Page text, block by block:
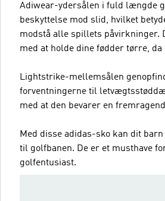
Adiwear-ydersålen i fuld længde
beskyttelse mod slid, hvilket
modstå alle spillets påvirkninger.
med at holde dine fødder tørre,
Lightstrike-mellemsålen
forventningerne til
med at den bevarer en
Med disse adidas-sko kan dit
til golfbanen. De er et musthave
golfentusiast.